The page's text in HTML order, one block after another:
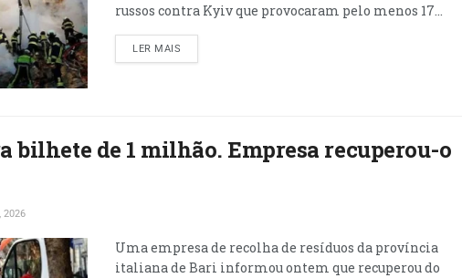
russos contra Kyiv que provocaram pelo menos 17...
LER MAIS
bilhete de 1 milhão. Empresa recuperou-o
2026
Uma empresa de recolha de resíduos da província
italiana de Bari informou ontem que recuperou do